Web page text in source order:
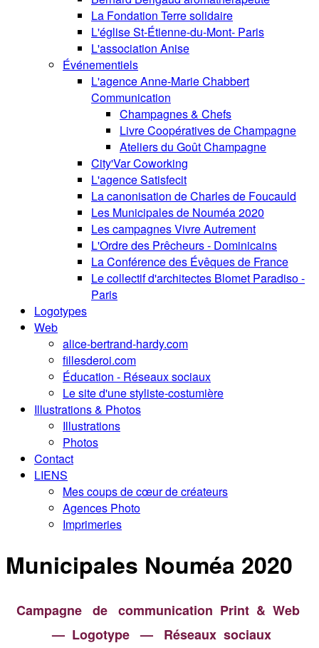
La Fondation Terre solidaire
L'église St-Étienne-du-Mont- Paris
L'association Anise
Événementiels
L'agence Anne-Marie Chabbert
Communication
Champagnes & Chefs
Livre Coopératives de Champagne
Ateliers du Goût Champagne
City'Var Coworking
L'agence Satisfecit
La canonisation de Charles de Foucauld
Les Municipales de Nouméa 2020
Les campagnes Vivre Autrement
L'Ordre des Prêcheurs - Dominicains
La Conférence des Évêques de France
Le collectif d'architectes Blomet Paradiso -
Paris
Logotypes
Web
alice-bertrand-hardy.com
fillesderoi.com
Éducation - Réseaux sociaux
Le site d'une styliste-costumière
Illustrations & Photos
Illustrations
Photos
Contact
LIENS
Mes coups de cœur de créateurs
Agences Photo
Imprimeries
Municipales Nouméa 2020
Campagne de communication Print & Web
— Logotype— Réseaux sociaux